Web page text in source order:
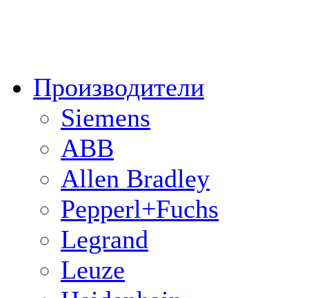
Производители
Siemens
ABB
Allen Bradley
Pepperl+Fuchs
Legrand
Leuze